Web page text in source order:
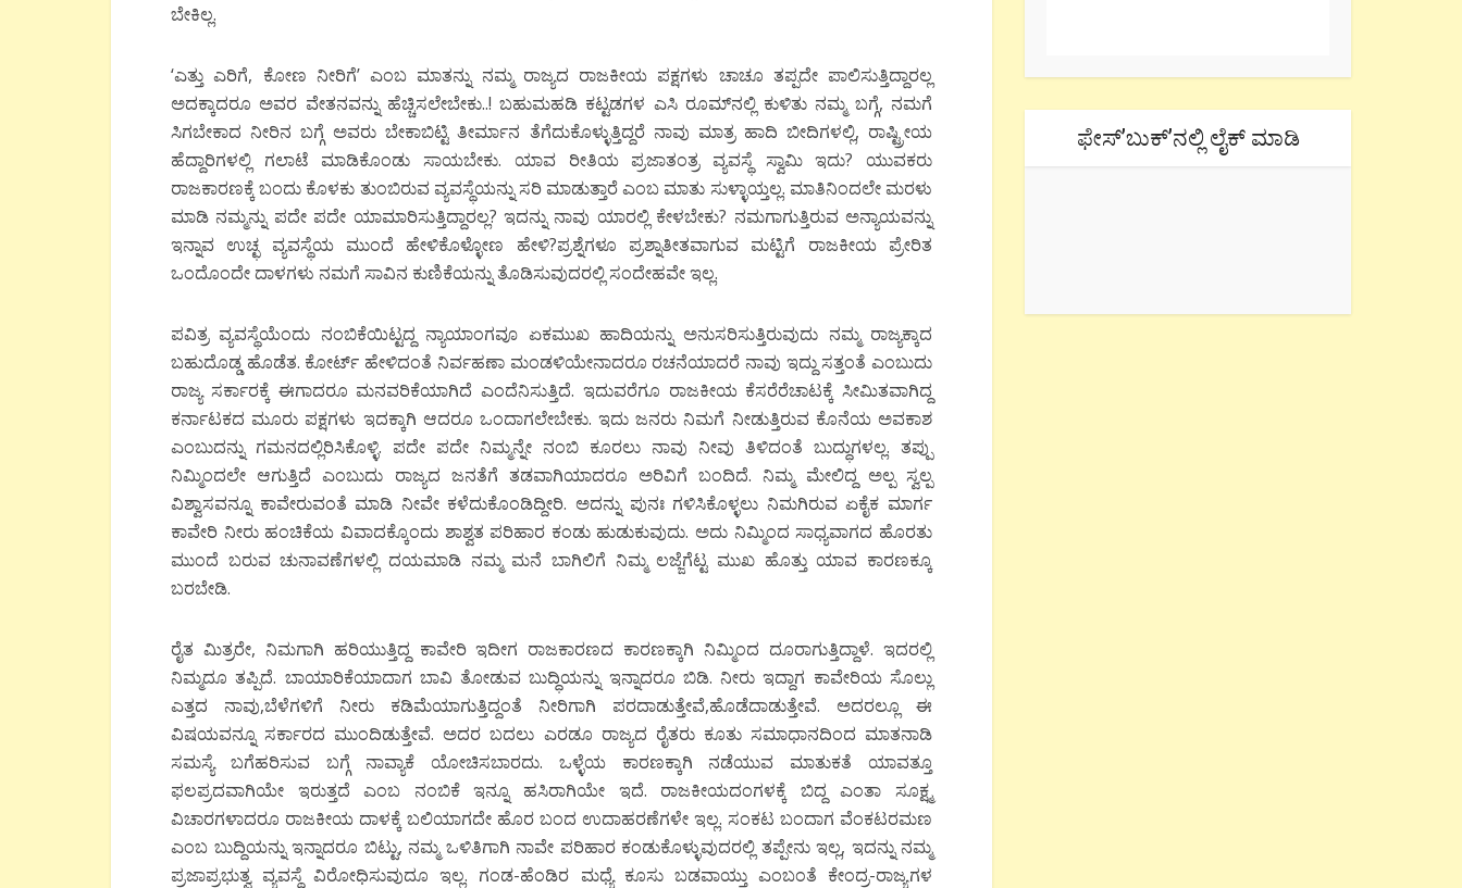
ಬೇಕಿಲ್ಲ.
‘ಎತ್ತು ಎರಿಗೆ, ಕೋಣ ನೀರಿಗೆ’ ಎಂಬ ಮಾತನ್ನು ನಮ್ಮ ರಾಜ್ಯದ ರಾಜಕೀಯ ಪಕ್ಷಗಳು ಚಾಚೂ ತಪ್ಪದೇ ಪಾಲಿಸುತ್ತಿದ್ದಾರಲ್ಲ
ಅದಕ್ಕಾದರೂ ಅವರ ವೇತನವನ್ನು ಹೆಚ್ಚಿಸಲೇಬೇಕು..! ಬಹುಮಹಡಿ ಕಟ್ಟಡಗಳ ಎಸಿ ರೂಮ್‍ನಲ್ಲಿ ಕುಳಿತು ನಮ್ಮ ಬಗ್ಗೆ, ನಮಗೆ
ಸಿಗಬೇಕಾದ ನೀರಿನ ಬಗ್ಗೆ ಅವರು ಬೇಕಾಬಿಟ್ಟಿ ತೀರ್ಮಾನ ತೆಗೆದುಕೊಳ್ಳುತ್ತಿದ್ದರೆ ನಾವು ಮಾತ್ರ ಹಾದಿ ಬೀದಿಗಳಲ್ಲಿ, ರಾಷ್ಟ್ರೀಯ
ಹೆದ್ದಾರಿಗಳಲ್ಲಿ ಗಲಾಟೆ ಮಾಡಿಕೊಂಡು ಸಾಯಬೇಕು. ಯಾವ ರೀತಿಯ ಪ್ರಜಾತಂತ್ರ ವ್ಯವಸ್ಥೆ ಸ್ವಾಮಿ ಇದು? ಯುವಕರು
ರಾಜಕಾರಣಕ್ಕೆ ಬಂದು ಕೊಳಕು ತುಂಬಿರುವ ವ್ಯವಸ್ಥೆಯನ್ನು ಸರಿ ಮಾಡುತ್ತಾರೆ ಎಂಬ ಮಾತು ಸುಳ್ಳಾಯ್ತಲ್ಲ. ಮಾತಿನಿಂದಲೇ ಮರಳು
ಮಾಡಿ ನಮ್ಮನ್ನು ಪದೇ ಪದೇ ಯಾಮಾರಿಸುತ್ತಿದ್ದಾರಲ್ಲ? ಇದನ್ನು ನಾವು ಯಾರಲ್ಲಿ ಕೇಳಬೇಕು? ನಮಗಾಗುತ್ತಿರುವ ಅನ್ಯಾಯವನ್ನು
ಇನ್ನಾವ ಉಚ್ಛ ವ್ಯವಸ್ಥೆಯ ಮುಂದೆ ಹೇಳಿಕೊಳ್ಳೋಣ ಹೇಳಿ?ಪ್ರಶ್ನೆಗಳೂ ಪ್ರಶ್ನಾತೀತವಾಗುವ ಮಟ್ಟಿಗೆ ರಾಜಕೀಯ ಪ್ರೇರಿತ
ಒಂದೊಂದೇ ದಾಳಗಳು ನಮಗೆ ಸಾವಿನ ಕುಣಿಕೆಯನ್ನು ತೊಡಿಸುವುದರಲ್ಲಿ ಸಂದೇಹವೇ ಇಲ್ಲ.
ಪವಿತ್ರ ವ್ಯವಸ್ಥೆಯೆಂದು ನಂಬಿಕೆಯಿಟ್ಟದ್ದ ನ್ಯಾಯಾಂಗವೂ ಏಕಮುಖ ಹಾದಿಯನ್ನು ಅನುಸರಿಸುತ್ತಿರುವುದು ನಮ್ಮ ರಾಜ್ಯಕ್ಕಾದ
ಬಹುದೊಡ್ಡ ಹೊಡೆತ. ಕೋರ್ಟ್ ಹೇಳಿದಂತೆ ನಿರ್ವಹಣಾ ಮಂಡಳಿಯೇನಾದರೂ ರಚನೆಯಾದರೆ ನಾವು ಇದ್ದು ಸತ್ತಂತೆ ಎಂಬುದು
ರಾಜ್ಯ ಸರ್ಕಾರಕ್ಕೆ ಈಗಾದರೂ ಮನವರಿಕೆಯಾಗಿದೆ ಎಂದೆನಿಸುತ್ತಿದೆ. ಇದುವರೆಗೂ ರಾಜಕೀಯ ಕೆಸರೆರೆಚಾಟಕ್ಕೆ ಸೀಮಿತವಾಗಿದ್ದ
ಕರ್ನಾಟಕದ ಮೂರು ಪಕ್ಷಗಳು ಇದಕ್ಕಾಗಿ ಆದರೂ ಒಂದಾಗಲೇಬೇಕು. ಇದು ಜನರು ನಿಮಗೆ ನೀಡುತ್ತಿರುವ ಕೊನೆಯ ಅವಕಾಶ
ಎಂಬುದನ್ನು ಗಮನದಲ್ಲಿರಿಸಿಕೊಳ್ಳಿ. ಪದೇ ಪದೇ ನಿಮ್ಮನ್ನೇ ನಂಬಿ ಕೂರಲು ನಾವು ನೀವು ತಿಳಿದಂತೆ ಬುದ್ಧುಗಳಲ್ಲ. ತಪ್ಪು
ನಿಮ್ಮಿಂದಲೇ ಆಗುತ್ತಿದೆ ಎಂಬುದು ರಾಜ್ಯದ ಜನತೆಗೆ ತಡವಾಗಿಯಾದರೂ ಅರಿವಿಗೆ ಬಂದಿದೆ. ನಿಮ್ಮ ಮೇಲಿದ್ದ ಅಲ್ಪ ಸ್ವಲ್ಪ
ವಿಶ್ವಾಸವನ್ನೂ ಕಾವೇರುವಂತೆ ಮಾಡಿ ನೀವೇ ಕಳೆದುಕೊಂಡಿದ್ದೀರಿ. ಅದನ್ನು ಪುನಃ ಗಳಿಸಿಕೊಳ್ಳಲು ನಿಮಗಿರುವ ಏಕೈಕ ಮಾರ್ಗ
ಕಾವೇರಿ ನೀರು ಹಂಚಿಕೆಯ ವಿವಾದಕ್ಕೊಂದು ಶಾಶ್ವತ ಪರಿಹಾರ ಕಂಡು ಹುಡುಕುವುದು. ಅದು ನಿಮ್ಮಿಂದ ಸಾಧ್ಯವಾಗದ ಹೊರತು
ಮುಂದೆ ಬರುವ ಚುನಾವಣೆಗಳಲ್ಲಿ ದಯಮಾಡಿ ನಮ್ಮ ಮನೆ ಬಾಗಿಲಿಗೆ ನಿಮ್ಮ ಲಜ್ಜೆಗೆಟ್ಟ ಮುಖ ಹೊತ್ತು ಯಾವ ಕಾರಣಕ್ಕೂ
ಬರಬೇಡಿ.
ರೈತ ಮಿತ್ರರೇ, ನಿಮಗಾಗಿ ಹರಿಯುತ್ತಿದ್ದ ಕಾವೇರಿ ಇದೀಗ ರಾಜಕಾರಣದ ಕಾರಣಕ್ಕಾಗಿ ನಿಮ್ಮಿಂದ ದೂರಾಗುತ್ತಿದ್ದಾಳೆ. ಇದರಲ್ಲಿ
ನಿಮ್ಮದೂ ತಪ್ಪಿದೆ. ಬಾಯಾರಿಕೆಯಾದಾಗ ಬಾವಿ ತೋಡುವ ಬುದ್ಧಿಯನ್ನು ಇನ್ನಾದರೂ ಬಿಡಿ. ನೀರು ಇದ್ದಾಗ ಕಾವೇರಿಯ ಸೊಲ್ಲು
ಎತ್ತದ ನಾವು,ಬೆಳೆಗಳಿಗೆ ನೀರು ಕಡಿಮೆಯಾಗುತ್ತಿದ್ದಂತೆ ನೀರಿಗಾಗಿ ಪರದಾಡುತ್ತೇವೆ,ಹೊಡೆದಾಡುತ್ತೇವೆ. ಅದರಲ್ಲೂ ಈ
ವಿಷಯವನ್ನೂ ಸರ್ಕಾರದ ಮುಂದಿಡುತ್ತೇವೆ. ಅದರ ಬದಲು ಎರಡೂ ರಾಜ್ಯದ ರೈತರು ಕೂತು ಸಮಾಧಾನದಿಂದ ಮಾತನಾಡಿ
ಸಮಸ್ಯೆ ಬಗೆಹರಿಸುವ ಬಗ್ಗೆ ನಾವ್ಯಾಕೆ ಯೋಚಿಸಬಾರದು. ಒಳ್ಳೆಯ ಕಾರಣಕ್ಕಾಗಿ ನಡೆಯುವ ಮಾತುಕತೆ ಯಾವತ್ತೂ
ಫಲಪ್ರದವಾಗಿಯೇ ಇರುತ್ತದೆ ಎಂಬ ನಂಬಿಕೆ ಇನ್ನೂ ಹಸಿರಾಗಿಯೇ ಇದೆ. ರಾಜಕೀಯದಂಗಳಕ್ಕೆ ಬಿದ್ದ ಎಂತಾ ಸೂಕ್ಷ್ಮ
ವಿಚಾರಗಳಾದರೂ ರಾಜಕೀಯ ದಾಳಕ್ಕೆ ಬಲಿಯಾಗದೇ ಹೊರ ಬಂದ ಉದಾಹರಣೆಗಳೇ ಇಲ್ಲ. ಸಂಕಟ ಬಂದಾಗ ವೆಂಕಟರಮಣ
ಎಂಬ ಬುದ್ದಿಯನ್ನು ಇನ್ನಾದರೂ ಬಿಟ್ಟು, ನಮ್ಮ ಒಳಿತಿಗಾಗಿ ನಾವೇ ಪರಿಹಾರ ಕಂಡುಕೊಳ್ಳುವುದರಲ್ಲಿ ತಪ್ಪೇನು ಇಲ್ಲ, ಇದನ್ನು ನಮ್ಮ
ಪ್ರಜಾಪ್ರಭುತ್ವ ವ್ಯವಸ್ಥೆ ವಿರೋಧಿಸುವುದೂ ಇಲ್ಲ. ಗಂಡ-ಹೆಂಡಿರ ಮಧ್ಯೆ ಕೂಸು ಬಡವಾಯ್ತು ಎಂಬಂತೆ ಕೇಂದ್ರ-ರಾಜ್ಯಗಳ
ಫೇಸ್’ಬುಕ್’ನಲ್ಲಿ ಲೈಕ್ ಮಾಡಿ